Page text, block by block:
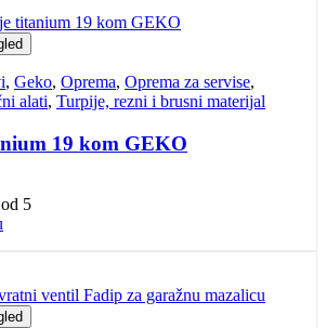
, Geko, Oprema, Oprema za servise,
alati, Turpije, rezni i brusni materijal
19 kom GEKO
od 5